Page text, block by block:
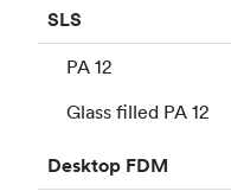
SLS
PA 12
Glass filled PA 12
Desktop FDM